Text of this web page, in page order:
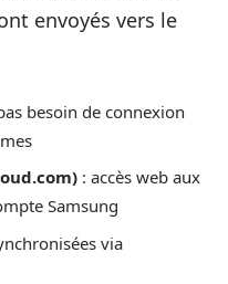
envoyés vers le
besoin de connexion
: accès web aux
Samsung
via